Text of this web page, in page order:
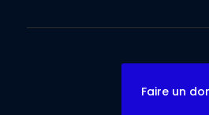
Faire un